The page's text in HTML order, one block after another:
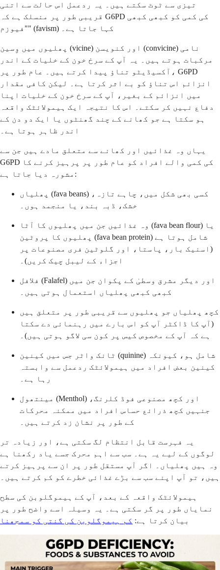
تیزی سے ٹوٹ سکتے ہیں۔ یہ ردعمل اس حالت سے اتنی
قریبی طور پر منسلک ہے کہ G6PD کی کمی کو کبھی کبھی
"فیوزم" (favism) کہا جاتا ہے۔
پھلیوں میں وِسین (vicine) اور کنویسن (convicine) نامی
مرکبات ہوتے ہیں۔ یہ آپ کے سرخ خون کے خلیات کے اندر
آکسیڈیٹو تناؤ پیدا کرتے ہیں۔ عام طور پر، G6PD
انزائم اس تناؤ کو بے اثر کرتا ہے۔ لیکن کافی مقدار
میں انزائم کے بغیر، آپ کے سرخ خون کے خلیات اپنا
دفاع نہیں کر سکتے۔ اس کا نتیجہ ایک ہیمولائٹک واقعہ
ہو سکتا ہے جو کھانے کے چند گھنٹوں یا ایک دو دن کے
اندر ظاہر ہوتا ہے۔
یہاں وہ غذائیں اور کھانے سے متعلق مادے ہیں جن سے
G6PD کی کمی والے افراد کو عام طور پر پرہیز کرنے کا
مشورہ دیا جاتا ہے:
پھلیاں (fava beans) کسی بھی شکل میں، چاہے تازہ،
خشک، ڈبہ بند، یا منجمد ہوں۔
وہ غذائیں جن میں پھلیوں کا آٹا (fava bean flour) یا
پھلیوں کا پروٹین (fava bean protein) شامل ہوتا ہے
(اسنیک بار، پاستا، اور گلوٹین فری مصنوعات پر
اجزاء کے لیبل چیک کریں)۔
فلافل (Falafel) اور دیگر مشرق وسطیٰ کے پکوان جن میں
کبھی کبھی پھلیاں استعمال ہوتی ہیں۔
کچھ پھلیاں جو پھلیوں سے قریبی طور پر متعلق ہیں
(آپ کا ڈاکٹر آپ کو اس بارے میں رہنمائی دے سکتا
ہے کہ آپ کے مخصوص کیس پر کون سی لاگو ہوتی ہیں)۔
ٹانک واٹر جس میں کینین (quinine) شامل ہو، کیونکہ
کینین بعض افراد میں ہیمولائٹک ردعمل سے وابستہ
رہا ہے۔
مینتھول (Menthol) اور کچھ مصنوعی فوڈ کلرنگ،
جنہیں کچھ ذرائع حساس افراد میں ممکنہ محرکات
کے طور پر نشان زد کرتے ہیں۔
یہ فہرست قابل انتظام لگ سکتی ہے، اور زیادہ تر
لوگوں کے لیے یہ ہے۔ سب سے اہم محرک جسے یاد رکھنا ہے
وہ ہیں پھلیاں۔ اگر آپ مستقل طور پر ان سے پرہیز کرتے
ہیں، تو آپ اپنے سب سے بڑے غذائی خطرے کو کم کرتے ہیں۔
ہیمولائٹک واقعہ کے بعد، آپ کے ہیموگلوبن کی سطح
نمایاں طور پر گر سکتی ہے۔ یہ وسیلہ اسے واضح طور پر
بیان کرتا ہے: کم ہیموگلوبن کی گنتی کو سمجھنا